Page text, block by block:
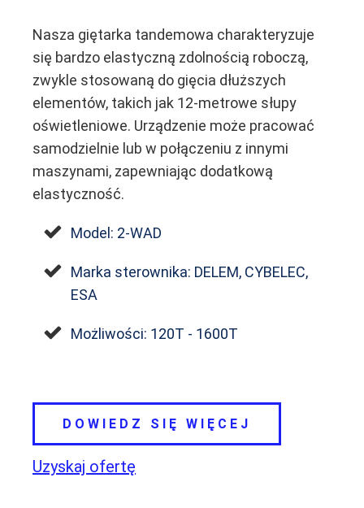
Nasza giętarka tandemowa charakteryzuje
się bardzo elastyczną zdolnością roboczą,
zwykle stosowaną do gięcia dłuższych
elementów, takich jak 12-metrowe słupy
oświetleniowe. Urządzenie może pracować
samodzielnie lub w połączeniu z innymi
maszynami, zapewniając dodatkową
elastyczność.
Model: 2-WAD
Marka sterownika: DELEM, CYBELEC,
ESA
Możliwości: 120T - 1600T
DOWIEDZ SIĘ WIĘCEJ
Uzyskaj ofertę